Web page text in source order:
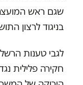
שגם ראש
בניגוד לרצון
לגבי טענות
חקירה פלילית